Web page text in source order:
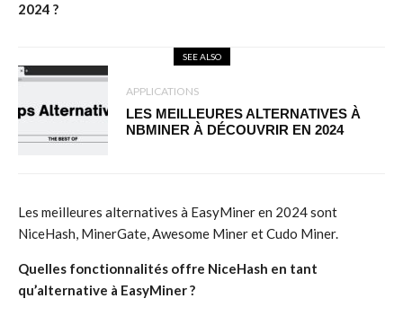
2024 ?
SEE ALSO
APPLICATIONS
LES MEILLEURES ALTERNATIVES À
NBMINER À DÉCOUVRIR EN 2024
Les meilleures alternatives à EasyMiner en 2024 sont
NiceHash, MinerGate, Awesome Miner et Cudo Miner.
Quelles fonctionnalités offre NiceHash en tant
qu’alternative à EasyMiner ?